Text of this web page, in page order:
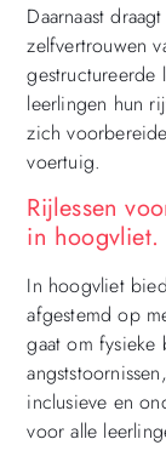
Daarnaast
zelfvertrouwen
gestructureerde
leerlingen hun
zich
voertuig.
Rijlessen
in hoogvliet.
In hoogvliet
afgestemd op
gaat om
inclusieve en
voor alle